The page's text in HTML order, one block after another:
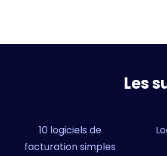
Les
10 logiciels de
facturation simples